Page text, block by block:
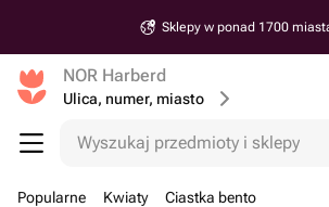
Sklepy w ponad 1700
NOR Harberd
Ulica, numer, miasto
Wyszukaj przedmioty i sklepy
Popularne Kwiaty Ciastka bento